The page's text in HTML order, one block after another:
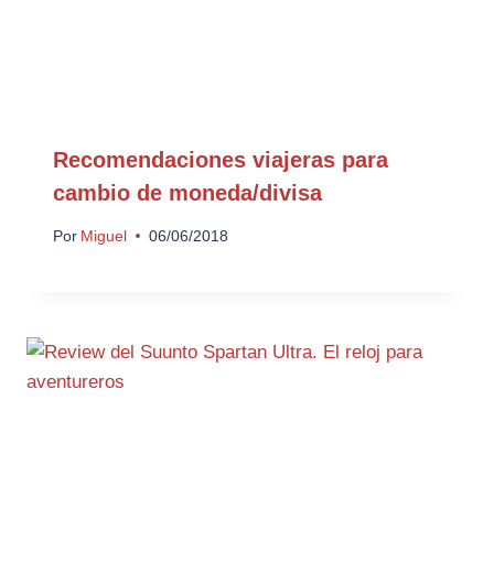
Recomendaciones viajeras para
cambio de moneda/divisa
Por Miguel 06/06/2018